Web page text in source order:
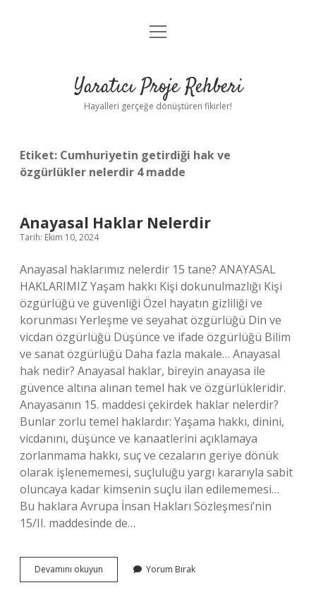
Anasayfa
Yasal Uyarı
menüyü
Yaratıcı Proje Rehberi
Hayalleri gerçeğe dönüştüren fikirler!
Etiket: Cumhuriyetin getirdiği hak ve
özgürlükler nelerdir 4 madde
Anayasal Haklar Nelerdir
Tarih: Ekim 10, 2024
Anayasal haklarımız nelerdir 15 tane? ANAYASAL
HAKLARIMIZ Yaşam hakkı Kişi dokunulmazlığı Kişi
özgürlüğü ve güvenliği Özel hayatın gizliliği ve
korunması Yerleşme ve seyahat özgürlüğü Din ve
vicdan özgürlüğü Düşünce ve ifade özgürlüğü Bilim
ve sanat özgürlüğü Daha fazla makale… Anayasal
hak nedir? Anayasal haklar, bireyin anayasa ile
güvence altına alınan temel hak ve özgürlükleridir.
Anayasanın 15. maddesi çekirdek haklar nelerdir?
Bunlar zorlu temel haklardır: Yaşama hakkı, dinini,
vicdanını, düşünce ve kanaatlerini açıklamaya
zorlanmama hakkı, suç ve cezaların geriye dönük
olarak işlenememesi, suçluluğu yargı kararıyla sabit
oluncaya kadar kimsenin suçlu ilan edilememesi…
Bu haklara Avrupa İnsan Hakları Sözleşmesi’nin
15/II. maddesinde de…
Devamını okuyun Anayasal
Haklar
Yorum Bırak